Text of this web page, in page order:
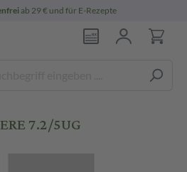
ab 29 € und für E-Rezepte
7.2/5UG